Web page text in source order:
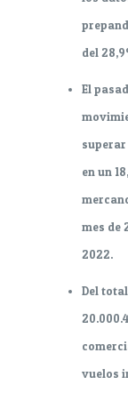
del
El
superar
en un
mes de
2022.
Del
vuelos